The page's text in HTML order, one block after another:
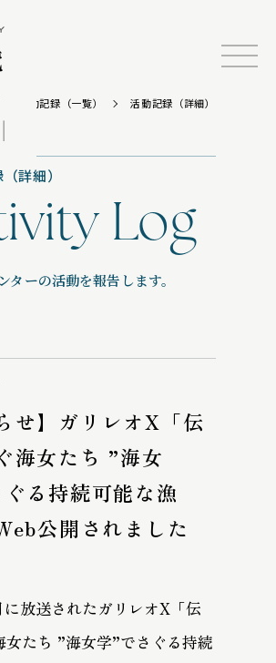
活動記録（一覧） 活動記録（詳細）
詳細）
Log
ターの活動を報告します。
せ】ガリレオX「伝
海女たち ”海女
る持続可能な漁
公開されました
放送されたガリレオX「伝
女たち ”海女学”でさぐる持続